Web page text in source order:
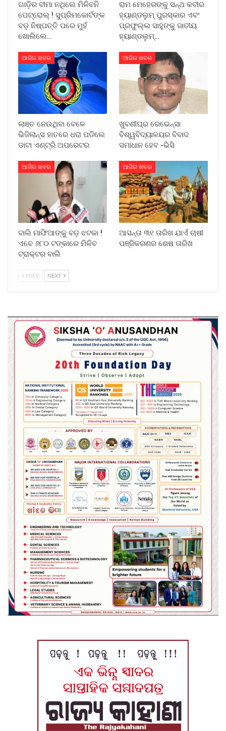
ଗାଡ଼ିର ବୀମା ନଥିଲେ ମିଳିବନି
ପେଟ୍ରୋଲ୍ ! ସୁପ୍ରିମକୋର୍ଟଙ୍କ
ବଡ଼ ନିଷ୍ପତ୍ତି ପରେ ମୁହଁ
ଖୋଲିଲେ…
ରାମ ମେହେରଙ୍କୁ ସନ୍ଥ କବୀର
ହ୍ୟାଣ୍ଡଲୁମ୍ ପୁରସ୍କାର ଏବଂ
ପ୍ରଫୁଲ୍ଲ ସାହୁଙ୍କୁ ଜାତୀୟ
ହ୍ୟାଣ୍ଡଲୁମ୍…
ଆଜିର ଖବର
ଲାଞ୍ଚ ନେଉଥିବା ବେଳେ
ଭିଜିଲାନ୍ସ ହାତରେ ଧରା ପଡିଲେ
ଡାଟା ଏଣ୍ଟ୍ରି ଅପରେଟର
ଆଜିର ଖବର
ଖୁବଶୀଘ୍ର ରେଭେନ୍ସା
ବିଶ୍ୱବିଦ୍ୟାଳୟର ବିବାଦ
ସମାଧାନ ହେବ -ଭିସି
ଆଜିର ଖବର
ବାଲି ମାଫିଆଙ୍କୁ ବଡ଼ ଝଟକା !
ଏବେ ୬୮୦ ଟଙ୍କାରେ ମିଳିବ
ଟ୍ରାକ୍ଟର ବାଲି
ଆଜିର ଖବର
ଆସନ୍ତା ୩୧ ତାରିଖ ଯାଏଁ ଚାଷୀ
ପଞ୍ଜିକରଣର ଶେଷ ତାରିଖ
PREV NEXT